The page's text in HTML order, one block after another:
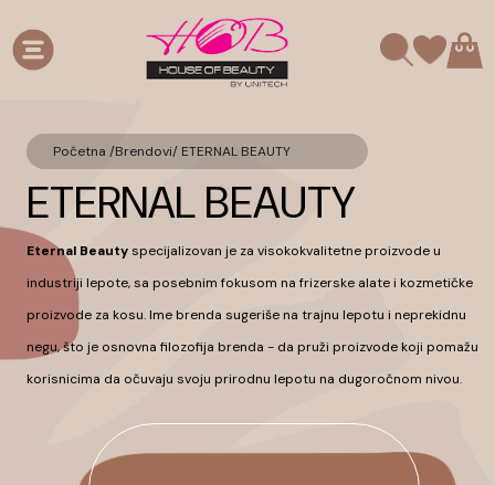
Početna /Brendovi/ ETERNAL BEAUTY
ETERNAL BEAUTY
Eternal Beautyspecijalizovan je za visokokvalitetne proizvode u
industriji lepote, sa posebnim fokusom na frizerske alate i kozmetičke
proizvode za kosu. Ime brenda sugeriše na trajnu lepotu i neprekidnu
negu, što je osnovna filozofija brenda - da pruži proizvode koji pomažu
korisnicima da očuvaju svoju prirodnu lepotu na dugoročnom nivou.